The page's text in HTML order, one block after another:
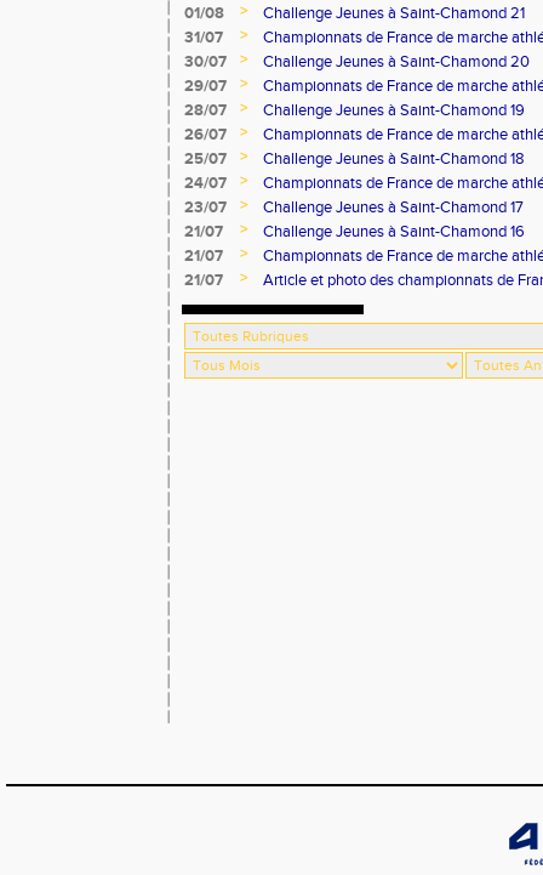
01/08
>
Challenge Jeunes à Saint-Chamond 21
31/07
>
Championnats de France de marche
30/07
>
Challenge Jeunes à Saint-Chamond 20
29/07
>
Championnats de France de marche
28/07
>
Challenge Jeunes à Saint-Chamond 19
26/07
>
Championnats de France de marche
25/07
>
Challenge Jeunes à Saint-Chamond 18
24/07
>
Championnats de France de marche
23/07
>
Challenge Jeunes à Saint-Chamond 17
21/07
>
Challenge Jeunes à Saint-Chamond 16
21/07
>
Championnats de France de marche
21/07
>
Article et photo des championnats de